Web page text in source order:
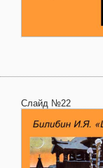
Слайд №22